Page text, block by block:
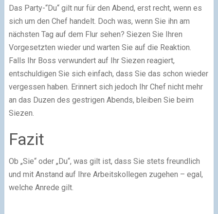
Das Party-“Du“ gilt nur für den Abend, erst recht, wenn es
sich um den Chef handelt. Doch was, wenn Sie ihn am
nächsten Tag auf dem Flur sehen? Siezen Sie Ihren
Vorgesetzten wieder und warten Sie auf die Reaktion.
Falls Ihr Boss verwundert auf Ihr Siezen reagiert,
entschuldigen Sie sich einfach, dass Sie das schon wieder
vergessen haben. Erinnert sich jedoch Ihr Chef nicht mehr
an das Duzen des gestrigen Abends, bleiben Sie beim
Siezen.
Fazit
Ob „Sie“ oder „Du“, was gilt ist, dass Sie stets freundlich
und mit Anstand auf Ihre Arbeitskollegen zugehen – egal,
welche Anrede gilt.